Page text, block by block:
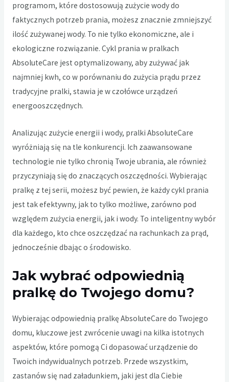
programom, które dostosowują zużycie wody do
faktycznych potrzeb prania, możesz znacznie zmniejszyć
ilość zużywanej wody. To nie tylko ekonomiczne, ale i
ekologiczne rozwiązanie. Cykl prania w pralkach
AbsoluteCare jest optymalizowany, aby zużywać jak
najmniej kwh, co w porównaniu do zużycia prądu przez
tradycyjne pralki, stawia je w czołówce urządzeń
energooszczędnych.
Analizując zużycie energii i wody, pralki AbsoluteCare
wyróżniają się na tle konkurencji. Ich zaawansowane
technologie nie tylko chronią Twoje ubrania, ale również
przyczyniają się do znaczących oszczędności. Wybierając
pralkę z tej serii, możesz być pewien, że każdy cykl prania
jest tak efektywny, jak to tylko możliwe, zarówno pod
względem zużycia energii, jak i wody. To inteligentny wybór
dla każdego, kto chce oszczędzać na rachunkach za prąd,
jednocześnie dbając o środowisko.
Jak wybrać odpowiednią
pralkę do Twojego domu?
Wybierając odpowiednią pralkę AbsoluteCare do Twojego
domu, kluczowe jest zwrócenie uwagi na kilka istotnych
aspektów, które pomogą Ci dopasować urządzenie do
Twoich indywidualnych potrzeb. Przede wszystkim,
zastanów się nad załadunkiem, jaki jest dla Ciebie